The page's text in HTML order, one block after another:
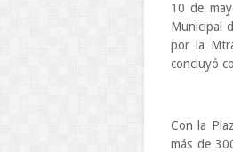
10 de
Municipal
por la
concluyó
Con la
más de